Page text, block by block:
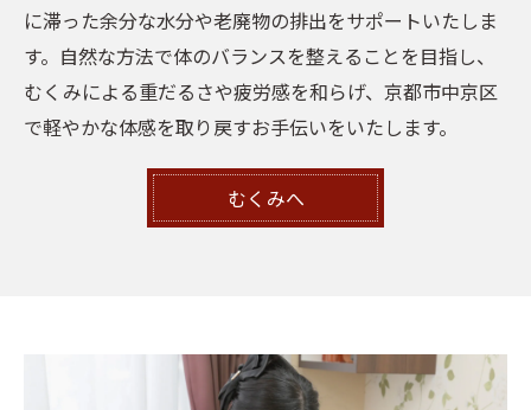
に滞った余分な水分や老廃物の排出をサポートいたしま
す。自然な方法で体のバランスを整えることを目指し、
むくみによる重だるさや疲労感を和らげ、京都市中京区
で軽やかな体感を取り戻すお手伝いをいたします。
むくみへ